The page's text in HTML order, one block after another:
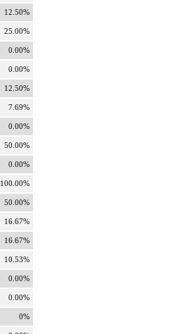
12.50%
25.00%
0.00%
0.00%
12.50%
7.69%
0.00%
50.00%
0.00%
100.00%
50.00%
16.67%
16.67%
10.53%
0.00%
0.00%
0%